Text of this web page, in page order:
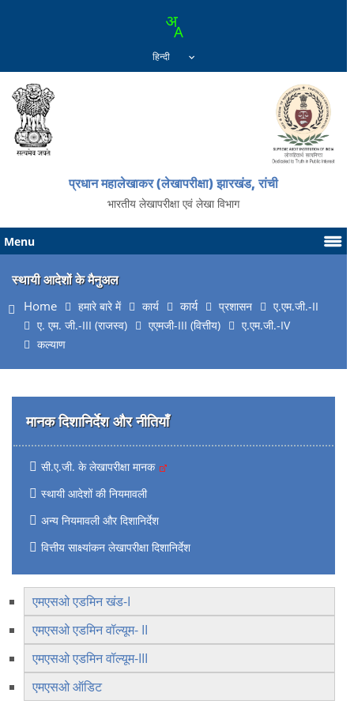
प्रधान महालेखाकर (लेखापरीक्षा) झारखंड, रांची
भारतीय लेखापरीक्षा एवं लेखा विभाग
Menu
स्थायी आदेशों के मैनुअल
Home हमारे बारे में कार्य कार्य प्रशासन
ए.एम.जी.-II
ए. एम. जी.-III (राजस्व)
एएमजी-III (वित्तीय)
ए.एम.जी.-IV
कल्याण
मानक दिशानिर्देश और नीतियाँ
सी.ए.जी. के लेखापरीक्षा मानक
स्थायी आदेशों की नियमावली
अन्य नियमावली और दिशानिर्देश
वित्तीय साक्ष्यांकन लेखापरीक्षा दिशानिर्देश
एमएसओ एडमिन खंड-I
एमएसओ एडमिन वॉल्यूम- II
एमएसओ एडमिन वॉल्यूम-III
एमएसओ ऑडिट